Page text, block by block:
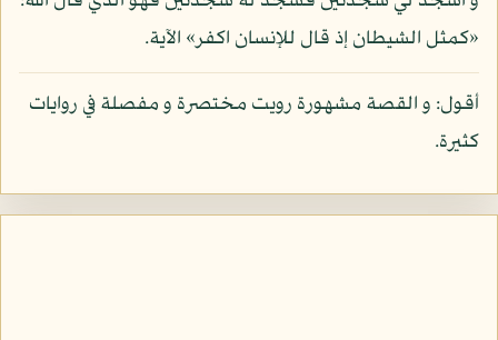
«كمثل الشيطان إذ قال للإنسان اكفر» الآية.
أقول: و القصة مشهورة رويت مختصرة و مفصلة في روايات
كثيرة.